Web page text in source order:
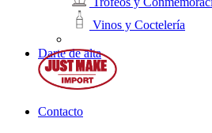
Vinos y Coctelería
Darte de alta
Contacto